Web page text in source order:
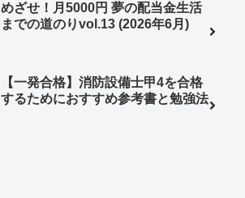
めざせ！月5000円 夢の配当金生活
までの道のりvol.13 (2026年6月)
【一発合格】消防設備士甲4を合格
するためにおすすめ参考書と勉強法